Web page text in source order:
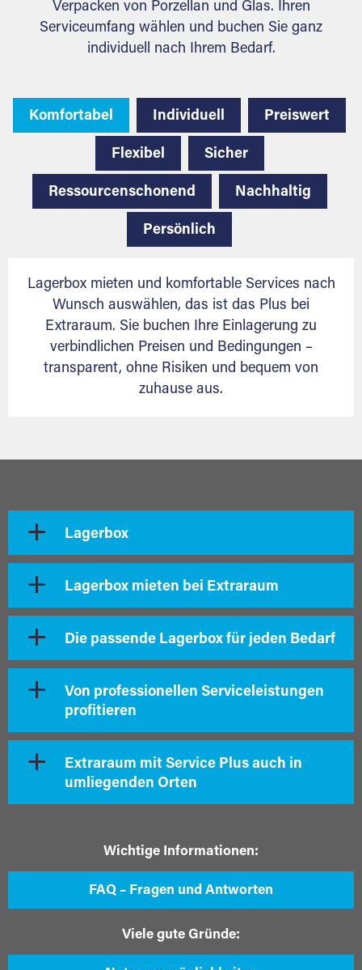
Verpacken von Porzellan und Glas. Ihren
Serviceumfang wählen und buchen Sie ganz
individuell nach Ihrem Bedarf.
Komfortabel Individuell Preiswert
Flexibel Sicher
Ressourcenschonend Nachhaltig
Persönlich
Lagerbox mieten und komfortable Services nach
Wunsch auswählen, das ist das Plus bei
Extraraum. Sie buchen Ihre Einlagerung zu
verbindlichen Preisen und Bedingungen –
transparent, ohne Risiken und bequem von
zuhause aus.
Lagerbox
Lagerbox mieten bei Extraraum
Die passende Lagerbox für jeden Bedarf
Von professionellen Serviceleistungen
profitieren
Extraraum mit Service Plus auch in
umliegenden Orten
Wichtige Informationen:
FAQ – Fragen und Antworten
Viele gute Gründe: